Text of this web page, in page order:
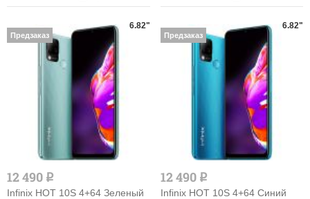
12 490 q
Infinix HOT 10S 4+64 Зеленый
6.82"
Предзаказ
12 490 q
Infinix HOT 10S 4+64 Синий
6.82"
Предзаказ